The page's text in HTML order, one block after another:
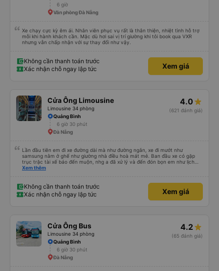
6 giờ
Văn phòng Đà Nẵng
Xe chạy cực kỳ êm ái. Nhân viên phục vụ rất là thân thiện, nhiệt tình hỗ trợ
mỗi khi hành khách cần. Mặc dù hơi sai vị trí giường khi tôi book qua VXR
nhưng vẫn chấp nhận với sự thay đổi như vậy.
Không cần thanh toán trước
Xác nhận chỗ ngay lập tức
Xem giá
Cửa Ông Limousine
Limousine 34 phòng
4.0
(621 đánh giá)
Quảng Bình
6 giờ 30 phút
Đà Nẵng
Lần đầu tiên em đi xe đường dài mà như đường ngắn, xe đi mướt như
samsung nằm ở ghế như giường nhà điều hoà mát mẻ. Ban đầu xe có gặp
trục trặc tài xế báo đến muộn, nhg a đã xử lý và đến đón bọn em như lịch
trên hệ thống. Anh tài xế Văn Sĩ quá vui tính và nhiệt tình, trời mưa gió đã
Xem thêm
Không cần thanh toán trước
Xác nhận chỗ ngay lập tức
Xem giá
Cửa Ông Bus
Limousine 34 phòng
4.2
(65 đánh giá)
Quảng Bình
6 giờ 30 phút
Đà Nẵng